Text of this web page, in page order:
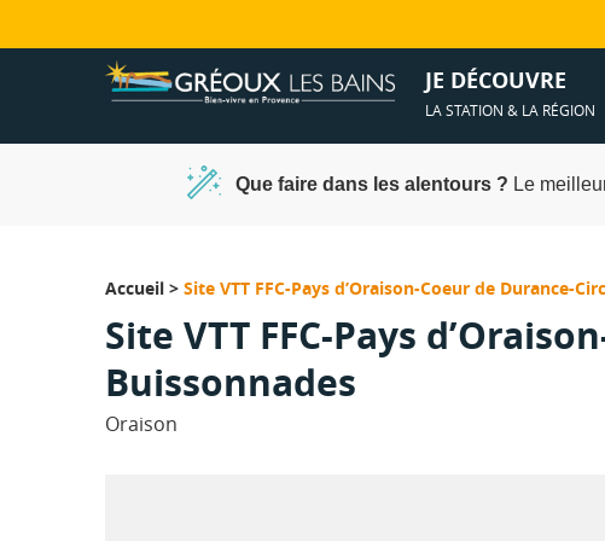
JE DÉCOUVRE
LA STATION & LA RÉGION
Que faire dans les alentours ? Le
Accueil > Site VTT FFC-Pays d’Oraison-Coeur de Durance-
Site VTT FFC-Pays
Buissonnades
Oraison